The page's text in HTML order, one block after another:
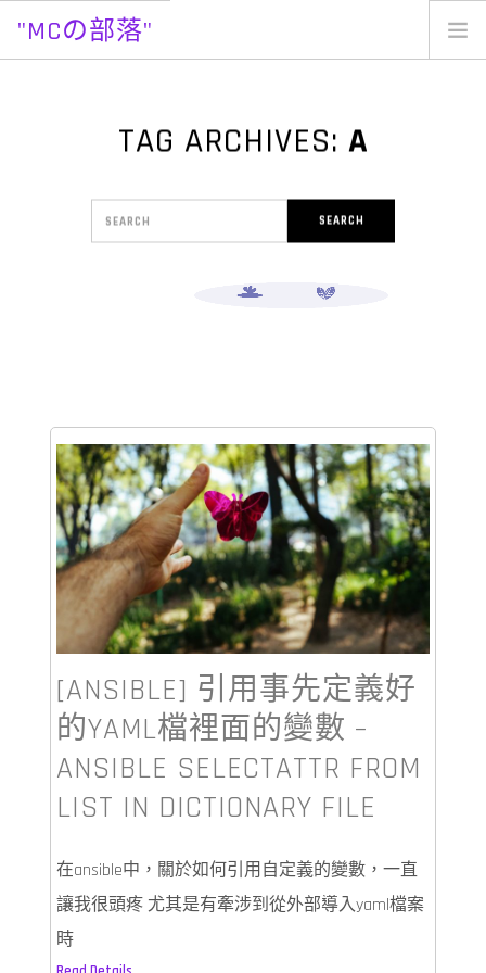
"MCの部落"
TAG ARCHIVES: A
SEARCH
[ANSIBLE] 引用事先定義好
的YAML檔裡面的變數 –
ANSIBLE SELECTATTR FROM
LIST IN DICTIONARY FILE
在ansible中，關於如何引用自定義的變數，一直
讓我很頭疼 尤其是有牽涉到從外部導入yaml檔案
時